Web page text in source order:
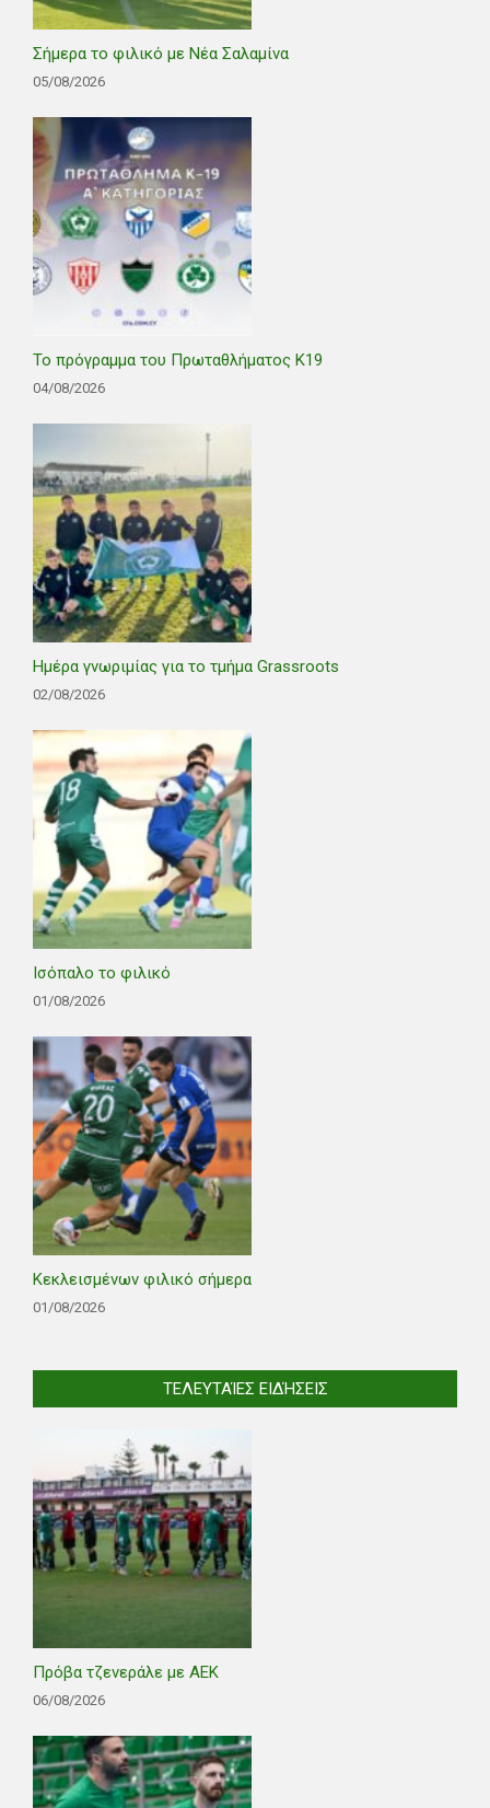
Σήμερα το φιλικό με Νέα Σαλαμίνα
05/08/2026
Το πρόγραμμα του Πρωταθλήματος Κ19
04/08/2026
Ημέρα γνωριμίας για το τμήμα Grassroots
02/08/2026
Ισόπαλο το φιλικό
01/08/2026
Κεκλεισμένων φιλικό σήμερα
01/08/2026
ΤΕΛΕΥΤΑΊΕΣ ΕΙΔΉΣΕΙΣ
Πρόβα τζενεράλε με ΑΕΚ
06/08/2026